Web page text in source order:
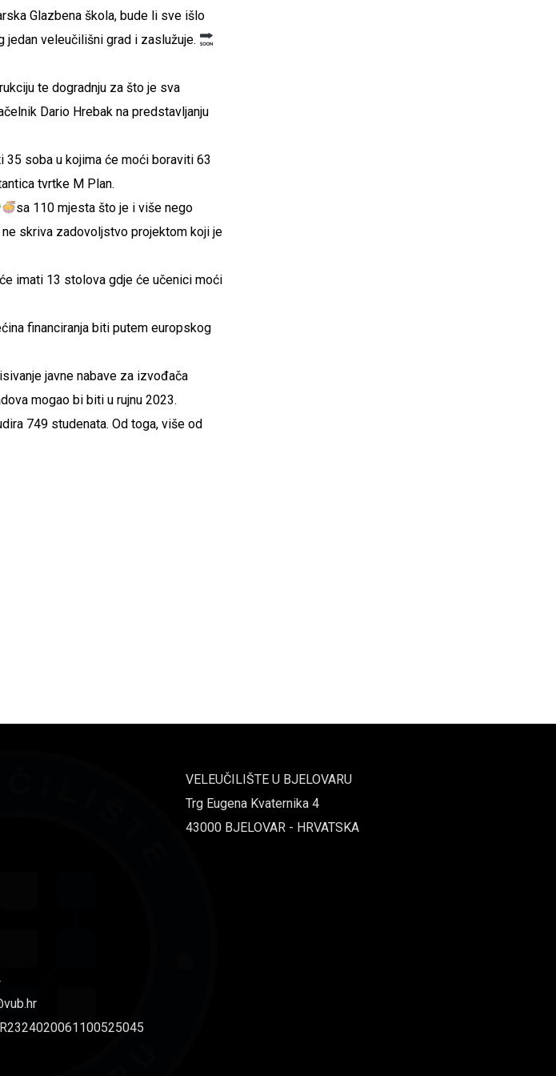
Glazbena škola, bude li sve išlo
jedan veleučilišni grad i zaslužuje.
te dogradnju za što je sva
Dario Hrebak na predstavljanju
35 soba u kojima će moći boraviti 63
tvrtke M Plan.
sa 110 mjesta što je i više nego
skriva zadovoljstvo projektom koji je
imati 13 stolova gdje će učenici moći
financiranja biti putem europskog
javne nabave za izvođača
mogao bi biti u rujnu 2023.
749 studenata. Od toga, više od
VELEUČILIŠTE U BJELOVARU
Trg Eugena Kvaternika 4
43000 BJELOVAR - HRVATSKA